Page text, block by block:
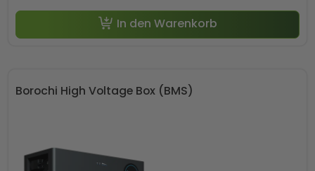
In den Warenkorb
Borochi High Voltage Box (BMS)